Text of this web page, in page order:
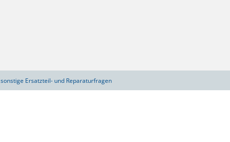
sonstige Ersatzteil- und Reparaturfragen